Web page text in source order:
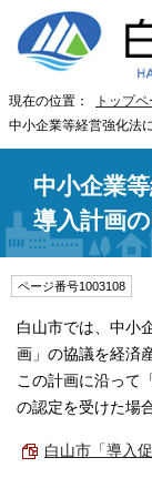
現在の位置： トップ
中小企業等経営強化法
中小企業
導入計画
ページ番号1003108
白山市では、中小
画」の協議を経済
この計画に沿って
の認定を受けた場
白山市「導入